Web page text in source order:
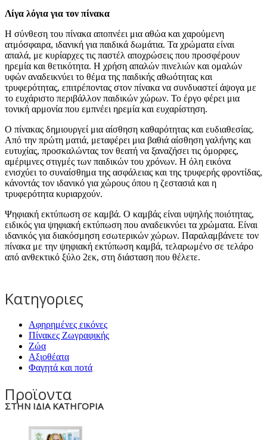
Λίγα λόγια για τον πίνακα
Η σύνθεση του πίνακα αποπνέει μια αθώα και χαρούμενη
ατμόσφαιρα, ιδανική για παιδικά δωμάτια. Τα χρώματα είναι
απαλά, με κυρίαρχες τις παστέλ αποχρώσεις που προσφέρουν
ηρεμία και θετικότητα. Η χρήση απαλών πινελιών και ομαλών
υφών αναδεικνύει το θέμα της παιδικής αθωότητας και
τρυφερότητας, επιτρέποντας στον πίνακα να συνδυαστεί άψογα με
το ευχάριστο περιβάλλον παιδικών χώρων. Το έργο φέρει μια
τονική αρμονία που εμπνέει ηρεμία και ευχαρίστηση.
Ο πίνακας δημιουργεί μια αίσθηση καθαρότητας και ευδιαθεσίας.
Από την πρώτη ματιά, μεταφέρει μια βαθιά αίσθηση γαλήνης και
ευτυχίας, προσκαλώντας τον θεατή να ξαναζήσει τις όμορφες,
αμέριμνες στιγμές των παιδικών του χρόνων. Η όλη εικόνα
ενισχύει το συναίσθημα της ασφάλειας και της τρυφερής φροντίδας,
κάνοντάς τον ιδανικό για χώρους όπου η ζεστασιά και η
τρυφερότητα κυριαρχούν.
Ψηφιακή εκτύπωση σε καμβά. Ο καμβάς είναι υψηλής ποιότητας,
ειδικός για ψηφιακή εκτύπωση που αναδεικνύει τα χρώματα. Είναι
ιδανικός για διακόσμηση εσωτερικών χώρων. Παραλαμβάνετε τον
πίνακα με την ψηφιακή εκτύπωση καμβά, τελαρωμένο σε τελάρο
από ανθεκτικό ξύλο 2εκ, στη διάσταση που θέλετε.
Κατηγοριες
Αφηρημένες εικόνες
Πίνακες Ζωγραφικής
Ζώα
Αξιοθέατα
Φαγητά και ποτά
Προϊοντα
ΣΤΗΝ ΙΔΙΑ ΚΑΤΗΓΟΡΙΑ